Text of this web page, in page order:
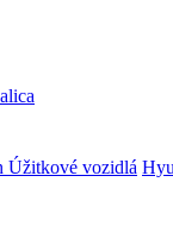
Úžitkové vozidlá